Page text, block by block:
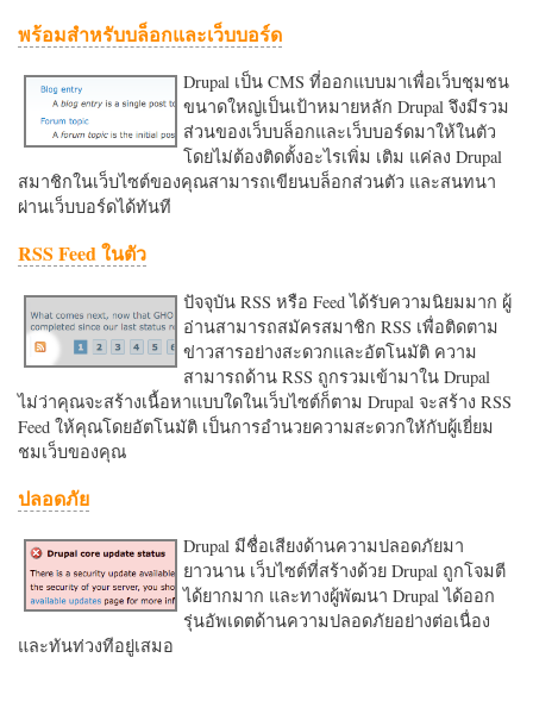
พร้อมสำหรับบล็อกและเว็บบอร์ด
Drupal เป็น CMS ที่ออกแบบมาเพื่อเว็บชุมชน
ขนาดใหญ่เป็นเป้าหมายหลัก Drupal จึงมีรวม
ส่วนของเว็บบล็อกและเว็บบอร์ดมาให้ในตัว
โดยไม่ต้องติดตั้งอะไรเพิ่ม เติม แค่ลง Drupal
สมาชิกในเว็บไซต์ของคุณสามารถเขียนบล็อกส่วนตัว และสนทนา
ผ่านเว็บบอร์ดได้ทันที
RSS Feed ในตัว
ปัจจุบัน RSS หรือ Feed ได้รับความนิยมมาก ผู้
อ่านสามารถสมัครสมาชิก RSS เพื่อติดตาม
ข่าวสารอย่างสะดวกและอัตโนมัติ ความ
สามารถด้าน RSS ถูกรวมเข้ามาใน Drupal
ไม่ว่าคุณจะสร้างเนื้อหาแบบใดในเว็บไซต์ก็ตาม Drupal จะสร้าง RSS
Feed ให้คุณโดยอัตโนมัติ เป็นการอำนวยความสะดวกใหักับผู้เยี่ยม
ชมเว็บของคุณ
ปลอดภัย
Drupal มีชื่อเสียงด้านความปลอดภัยมา
ยาวนาน เว็บไซต์ที่สร้างด้วย Drupal ถูกโจมตี
ได้ยากมาก และทางผู้พัฒนา Drupal ได้ออก
รุ่นอัพเดตด้านความปลอดภัยอย่างต่อเนื่อง
และทันท่วงทีอยู่เสมอ